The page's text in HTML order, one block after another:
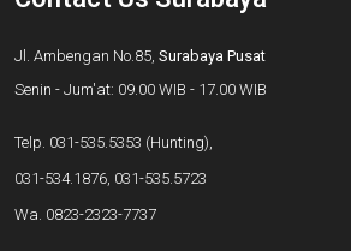
Jl. Ambengan No.85, Surabaya Pusat
Senin - Jum'at: 09.00 WIB - 17.00 WIB
Telp. 031-535.5353 (Hunting),
031-534.1876, 031-535.5723
Wa. 0823-2323-7737